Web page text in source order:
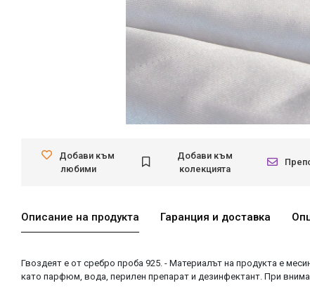
Добави към
любими
Добави към
колекцията
Описание на продукта Гаранция и доставка
Гвоздеят е от сребро проба 925. - Материалът на продукта е
като парфюм, вода, перилен препарат и дезинфектант. При